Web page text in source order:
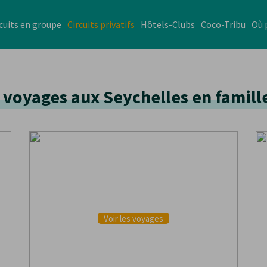
en groupe Circuits privatifs Hôtels-Clubs Coco-Tribu Où
voyages aux Seychelles en
Voir les voyages